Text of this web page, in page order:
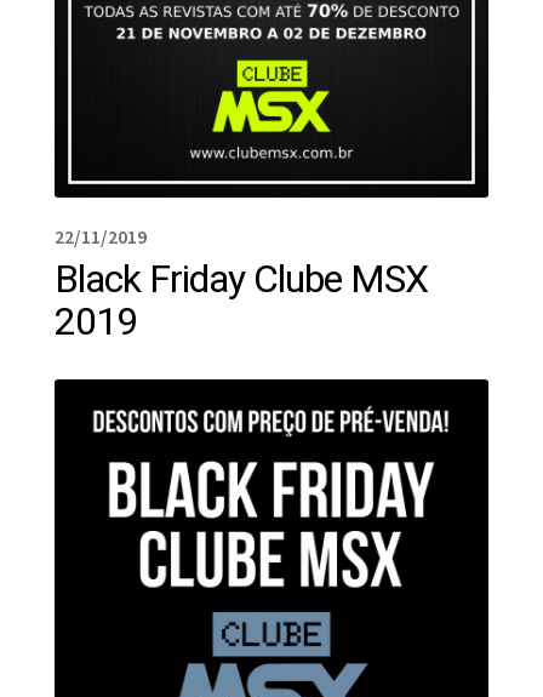
22/11/2019
Black Friday Clube MSX
2019